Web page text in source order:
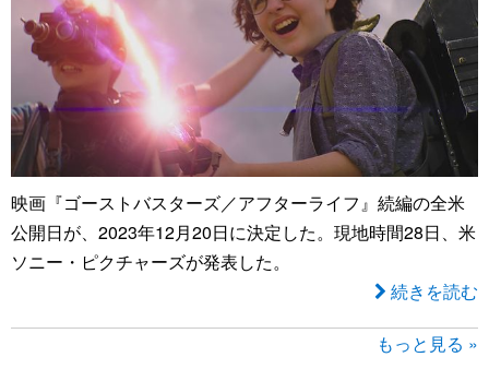
映画『ゴーストバスターズ／アフターライフ』続編の全米
公開日が、2023年12月20日に決定した。現地時間28日、米
ソニー・ピクチャーズが発表した。
続きを読む
もっと見る »